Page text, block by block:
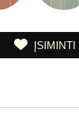
ĮSIMINTI